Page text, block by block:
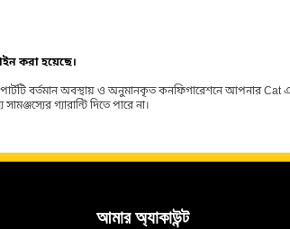
করা হয়েছে।
বর্তমান অবস্থায় ও অনুমানকৃত কনফিগারেশনে আপনার Cat
গ্যারান্টি দিতে পারে না।
আমার অ্যাকাউন্ট